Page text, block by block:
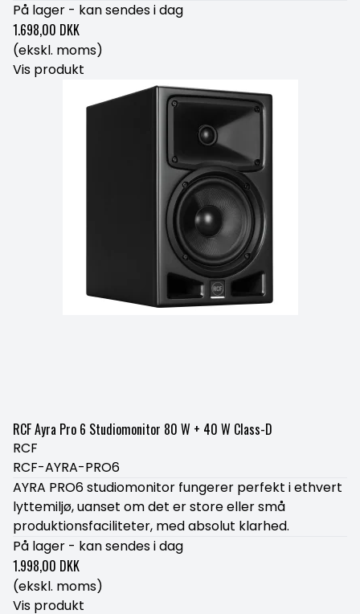
På lager - kan sendes i dag
1.698,00 DKK
(ekskl. moms)
Vis produkt
RCF Ayra Pro 6 Studiomonitor 80 W + 40 W Class-D
RCF
RCF-AYRA-PRO6
AYRA PRO6 studiomonitor fungerer perfekt i ethvert
lyttemiljø, uanset om det er store eller små
produktionsfaciliteter, med absolut klarhed.
På lager - kan sendes i dag
1.998,00 DKK
(ekskl. moms)
Vis produkt